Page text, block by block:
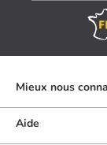
Mieux nous
Qui sommes-nous ?
Aide